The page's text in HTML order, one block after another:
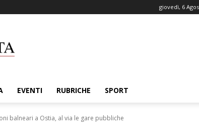
giovedì, 6
EVENTI RUBRICHE SPORT
balneari a Ostia, al via le gare pubbliche